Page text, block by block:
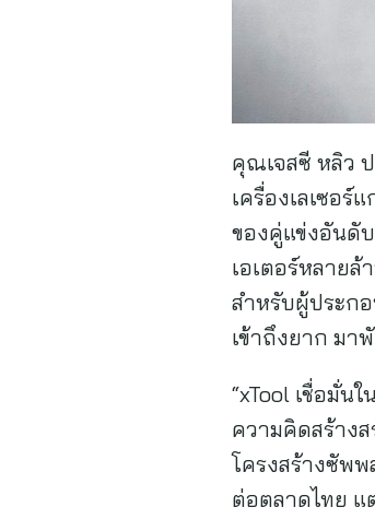
คุณเจสซี หลิว
เครื่องเลเซอ
ของคู่แข่งอันดั
เอเตอร์หลายล้
สำหรับผู้ประก
เข้าถึงยาก มา
“xTool เชื่อมั่น
ความคิดสร้าง
โครงสร้างซัพ
ต่อตลาดไทย แ